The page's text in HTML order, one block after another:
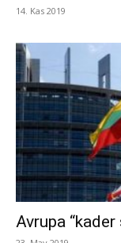
14. Kas 2019
Avrupa